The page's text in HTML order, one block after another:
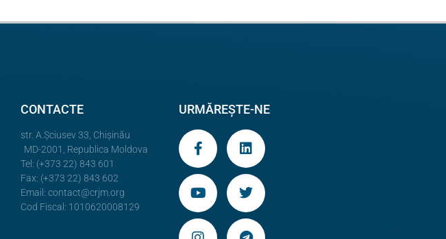
CONTACTE
str. A.Şciusev 33, Chișinău
MD-2001, Republica Moldova
Tel: (+373 22) 843 601
Fax: (+373 22) 843 602
Email: contact@crjm.org
Cod Fiscal: 1010620008129
URMĂREȘTE-NE